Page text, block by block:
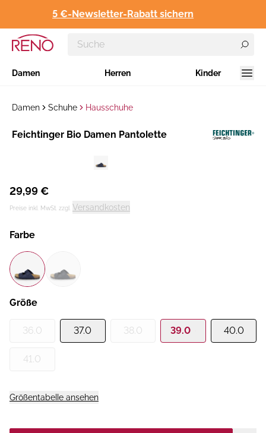
5 €-Newsletter-Rabatt sichern
Damen Herren Kinder
Damen Schuhe Hausschuhe
Hersteller:
Feichtinger Bio Damen Pantolette
29,99 €
Preise inkl. MwSt. zzgl. Versandkosten
Farbe
Größe
36.0 37.0 38.0 39.0 40.0
41.0
Größentabelle ansehen